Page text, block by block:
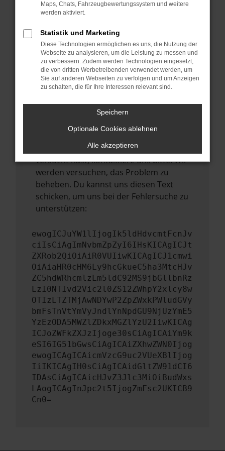
Starte dein Gerät neu.
vorübergehende Probleme zu beheben.
Stelle sicher, dass dein Browser und dein
Betriebssystem auf dem neuesten Stand
sind.
Veraltete Software birgt nicht nur ein
führen, dass bestimmte Funktionen nicht
Wende dich an den Webseitenbetreiber.
Wenn du alle oben genannten Schritte
versucht hast, kontaktiere uns bitte. Wir
werden versuchen, das Problem zu
beheben. Du kannst uns diesen Text
schicken, um uns bei der Fehlersuche zu
unterstützen:
ewogICJuYW1lIjogIk5ldHdvcmtFcnJv
ciIsCiAgImNvbmZpZyI6IHsKICAgICJt
ZXRob2QiOiAiR0VUIiwKICAgICJ1cmwi
OiAiaHR0cHM6Ly9hcGkueC5ha3MtcHJv
ZC5hdWRhcmlzLm5ldC92MS9jbGllbnRz
LzI0NTIvd2Vic2l0ZS12ZWhpY2xlcy8w
OTIzLTZTMjAwNDYwP2ZpZWxkPWludGVy
bmFsTnVtYmVyJndlYnNpdGU9NjUzYmE5
YzEzODA5MWZlZDkxMGZlYzU2IiwKICAg
ICJoZWFkZXJzIjoge30sCiAgICAiYm9k
eSI6IG51bGwsCiAgICAiZXhwZWN0Ijog
ewogICAgICAicmVzcG9uc2VUeXBlIjog
IiIKICAgIH0sCiAgICAidGltZW91dCI6
IDAsCiAgICAicHJvZ3Jlc3MiOiBudWxs
LAogICAgInJpc2t5IjogZmFsc2UKICB9
Cn0=
Maps, Chats, Fahrzeugbewertungssystem und weitere
werden aktiviert.
Statistik und Marketing
Diese Technologien ermöglichen es uns, die Nutzung der
Webseite zu analysieren, um die Leistung zu messen und
zu verbessern. Zudem werden Technologien eingesetzt,
die von dritten Werbetreibenden verwendet werden, um
Sie auf anderen Webseiten zu verfolgen und um Anzeigen
zu schalten, die für Ihre Interessen relevant sind.
Speichern
Optionale Cookies ablehnen
Alle akzeptieren